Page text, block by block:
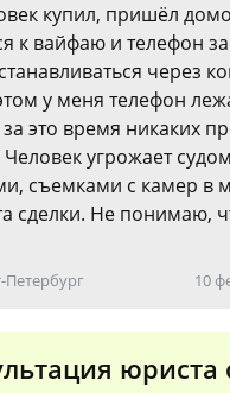
купил, пришёл
к вайфаю и телефон
через
у меня телефон
это время никаких
угрожает
съемками с камер в
сделки. Не понимаю,
Петербург 10
юриста